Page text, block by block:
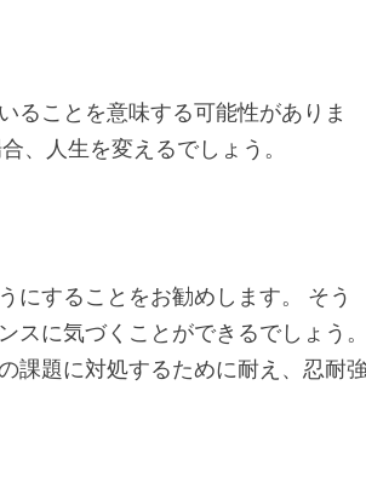
ることを意味する可能性がありま
、人生を変えるでしょう。
にすることをお勧めします。 そう
スに気づくことができるでしょう
課題に対処するために耐え、忍耐